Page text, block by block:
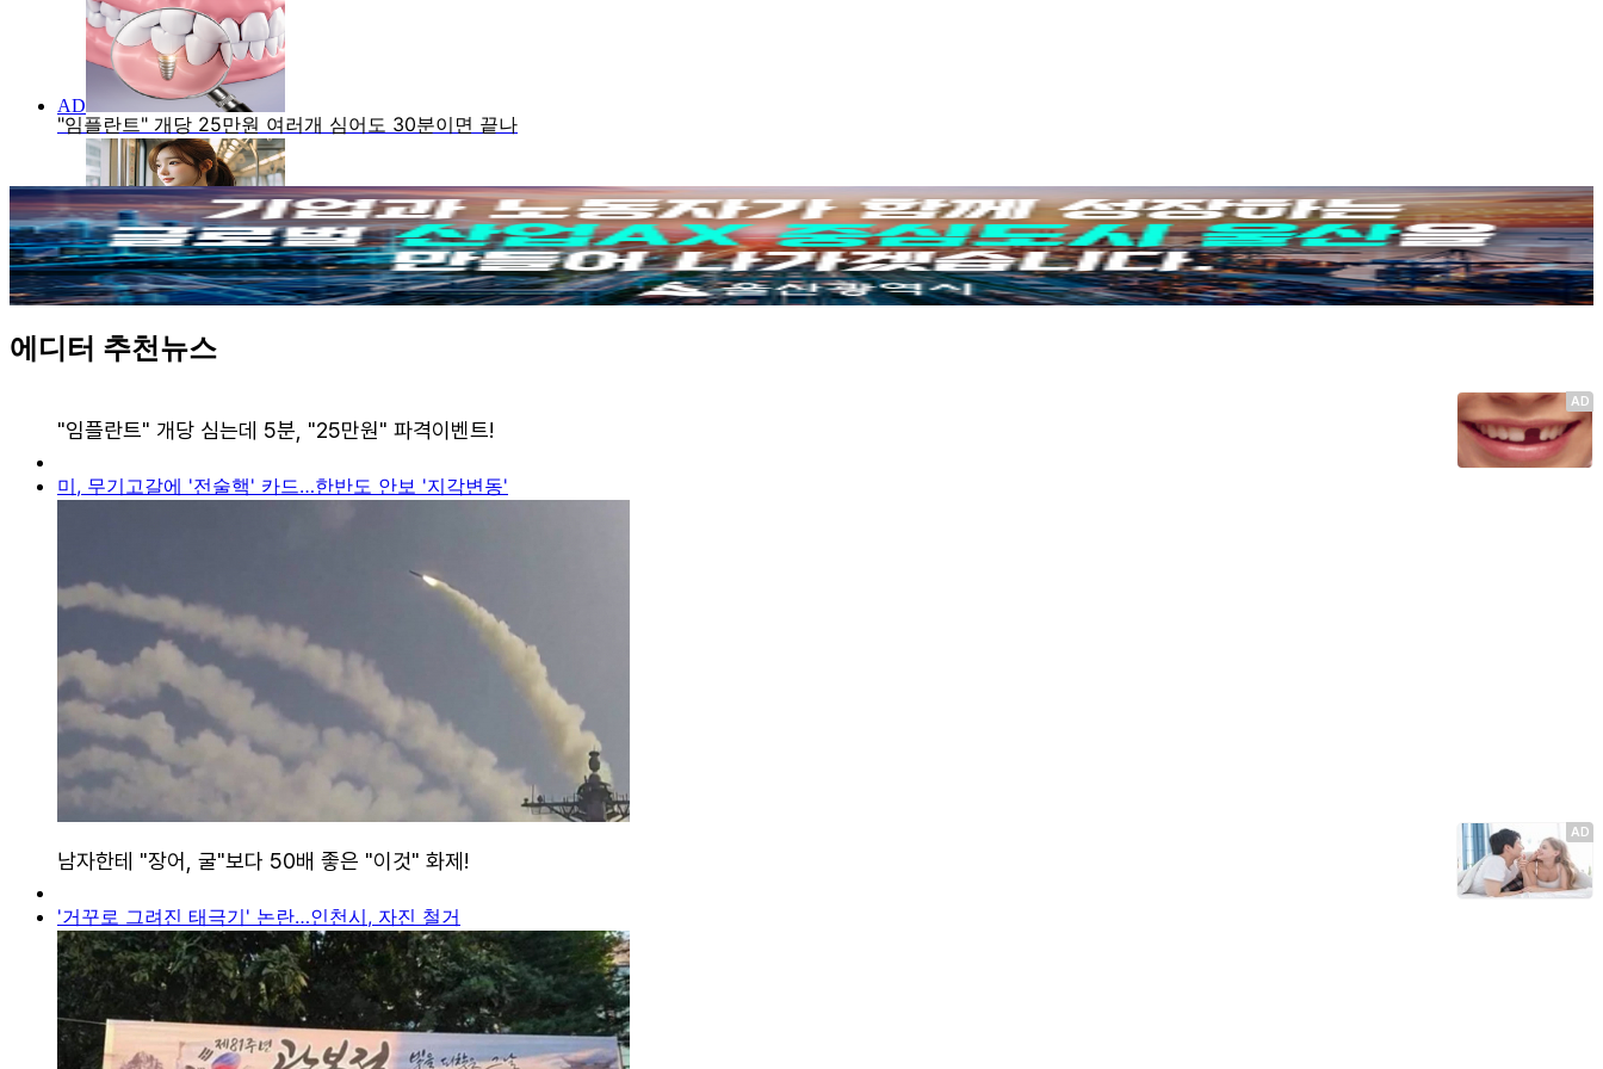
에디터 추천뉴스
미, 무기고갈에 '전술핵' 카드…한반도 안보 '지각변동'
'거꾸로 그려진 태극기' 논란…인천시, 자진 철거